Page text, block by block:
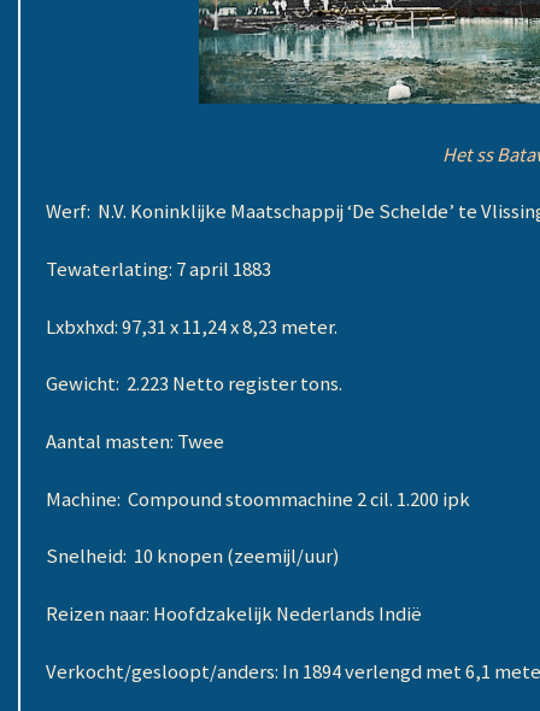
Het ss
Werf: N.V. Koninklijke Maatschappij ‘De Schelde’ te
Tewaterlating: 7 april 1883
Lxbxhxd: 97,31 x 11,24 x 8,23 meter.
Gewicht: 2.223 Netto register tons.
Aantal masten: Twee
Machine: Compound stoommachine 2 cil. 1.200 ipk
Snelheid: 10 knopen (zeemijl/uur)
Reizen naar: Hoofdzakelijk Nederlands Indië
Verkocht/gesloopt/anders: In 1894 verlengd met 6,1